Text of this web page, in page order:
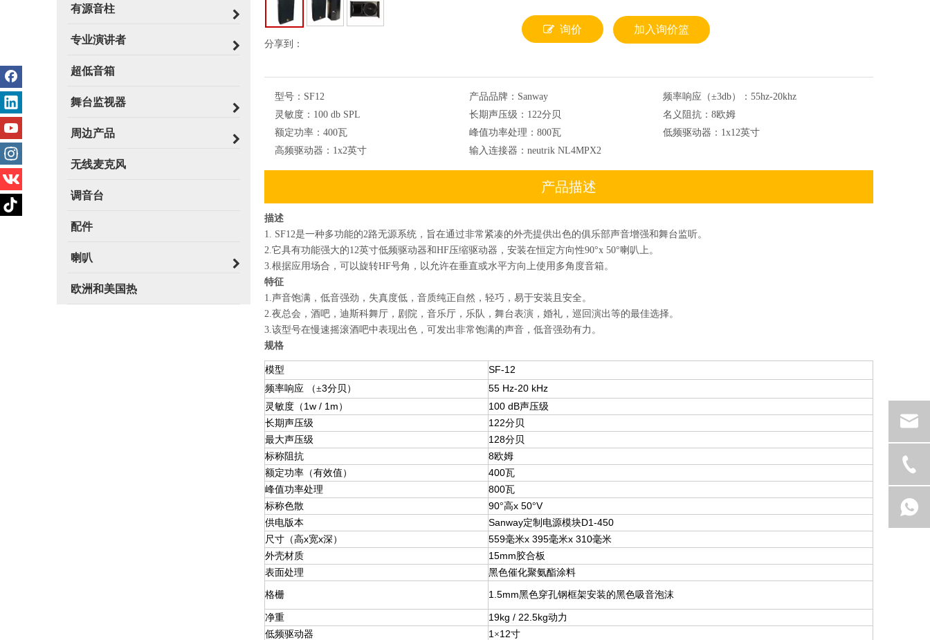
有源音柱
专业演讲者
超低音箱
舞台监视器
周边产品
无线麦克风
调音台
配件
喇叭
欧洲和美国热
分享到：
询价 加入询价篮
型号： SF12 产品品牌： Sanway 频率响应（±3db）： 55hz-20khz
灵敏度： 100 db SPL 长期声压级： 122分贝 名义阻抗： 8欧姆
额定功率： 400瓦 峰值功率处理： 800瓦 低频驱动器： 1x12英寸
高频驱动器： 1x2英寸 输入连接器： neutrik NL4MPX2
产品描述
描述
1. SF12是一种多功能的2路无源系统，旨在通过非常紧凑的外壳提供出色的俱乐部声音增强和舞台监听。
2.它具有功能强大的12英寸低频驱动器和HF压缩驱动器，安装在恒定方向性90°x 50°喇叭上。
3.根据应用场合，可以旋转HF号角，以允许在垂直或水平方向上使用多角度音箱。
特征
1.声音饱满，低音强劲，失真度低，音质纯正自然，轻巧，易于安装且安全。
2.夜总会，酒吧，迪斯科舞厅，剧院，音乐厅，乐队，舞台表演，婚礼，巡回演出等的最佳选择。
3.该型号在慢速摇滚酒吧中表现出色，可发出非常饱满的声音，低音强劲有力。
规格
模型
SF-12
频率响应 （±3分贝）
55 Hz-20 kHz
灵敏度（1w / 1m）
100 dB声压级
长期声压级
122分贝
最大声压级
128分贝
标称阻抗
8欧姆
额定功率（有效值）
400瓦
峰值功率处理
800瓦
标称色散
90°高x 50°V
供电版本
Sanway定制电源模块D1-450
尺寸（高x宽x深）
559毫米x 395毫米x 310毫米
外壳材质
15mm胶合板
表面处理
黑色催化聚氨酯涂料
格栅
1.5mm黑色穿孔钢框架安装的黑色吸音泡沫
净重
19kg / 22.5kg动力
低频驱动器
1 ×12寸